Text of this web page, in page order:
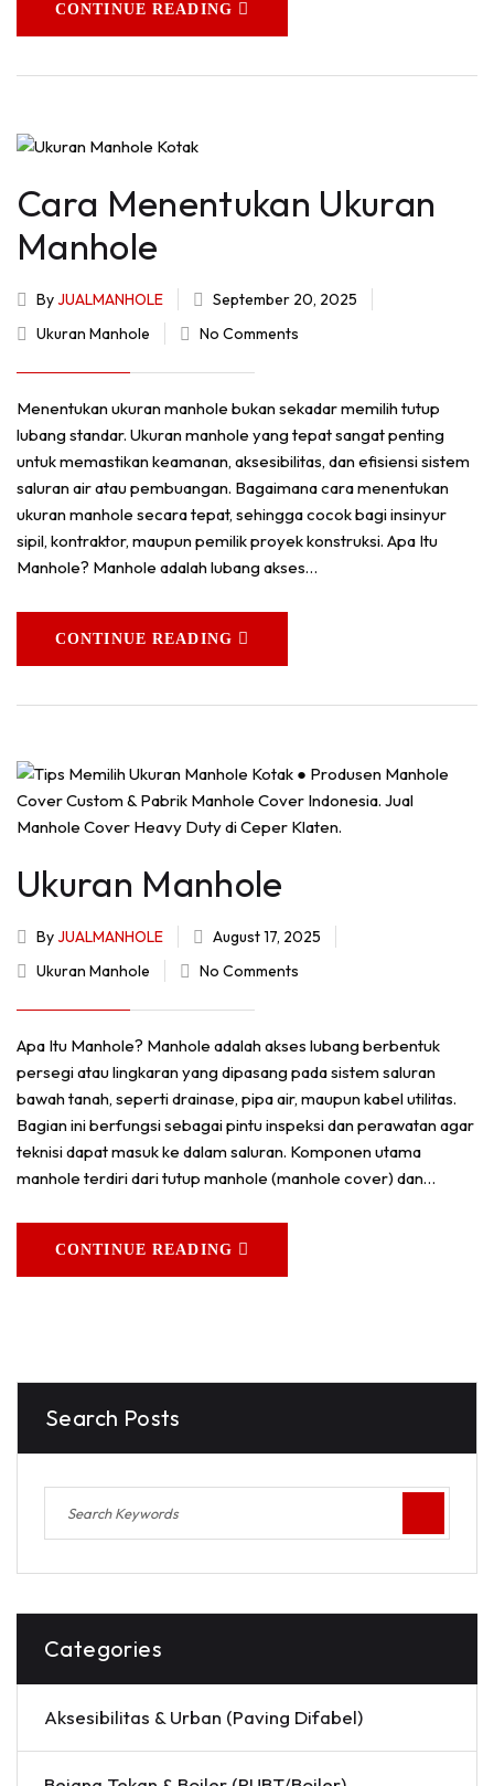
CONTINUE READING
Cara Menentukan Ukuran
Manhole
ByJUALMANHOLE
September 20, 2025
Ukuran Manhole
No Comments
Menentukan ukuran manhole bukan sekadar memilih tutup
lubang standar. Ukuran manhole yang tepat sangat penting
untuk memastikan keamanan, aksesibilitas, dan efisiensi sistem
saluran air atau pembuangan. Bagaimana cara menentukan
ukuran manhole secara tepat, sehingga cocok bagi insinyur
sipil, kontraktor, maupun pemilik proyek konstruksi. Apa Itu
Manhole? Manhole adalah lubang akses…
CONTINUE READING
Ukuran Manhole
ByJUALMANHOLE
August 17, 2025
Ukuran Manhole
No Comments
Apa Itu Manhole? Manhole adalah akses lubang berbentuk
persegi atau lingkaran yang dipasang pada sistem saluran
bawah tanah, seperti drainase, pipa air, maupun kabel utilitas.
Bagian ini berfungsi sebagai pintu inspeksi dan perawatan agar
teknisi dapat masuk ke dalam saluran. Komponen utama
manhole terdiri dari tutup manhole (manhole cover) dan…
CONTINUE READING
Search Posts
Categories
Aksesibilitas & Urban (Paving Difabel)